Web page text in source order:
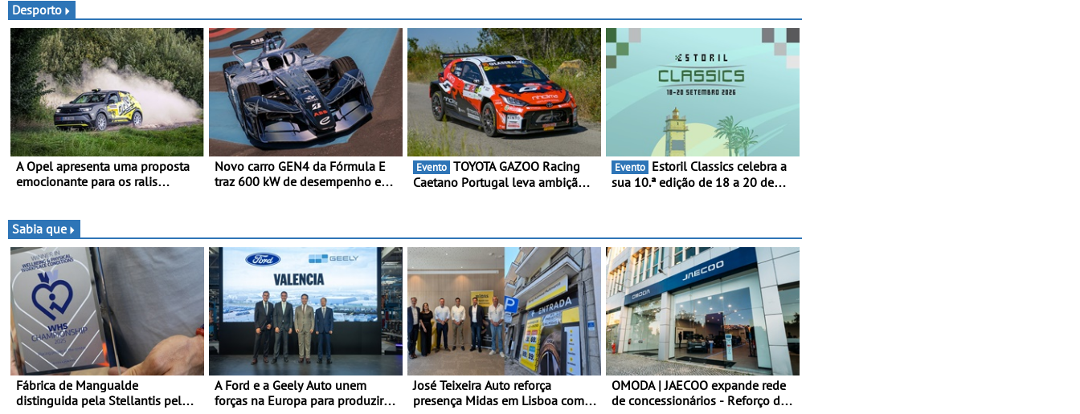
geração do modelo elétrico da
marca
allroad
Desporto
A Opel apresenta uma proposta
emocionante para os ralis
apelativo e uma equipa júnior
competitiva
Novo carro GEN4 da Fórmula E
traz 600 kW de desempenho e
e acelera dos 0 aos 100 km/h em
1,8 segundos
Evento
Caetano Portugal leva ambição
Evento
sua 10.ª edição de 18 a 20 de
Sabia que
Fábrica de Mangualde
distinguida pela Stellantis pela
A Ford e a Geely Auto unem
forças na Europa para produzir
José Teixeira Auto reforça
presença Midas em Lisboa com
OMODA | JAECOO expande rede
de concessionários - Reforço da